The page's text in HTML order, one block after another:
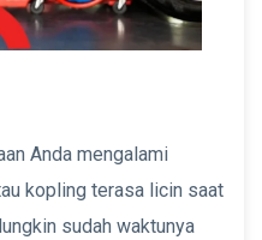
Anda mengalami
kopling terasa licin saat
sudah waktunya